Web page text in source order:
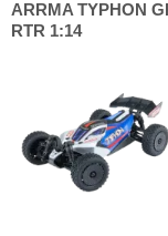
ARRMA TYPHON
RTR 1:14